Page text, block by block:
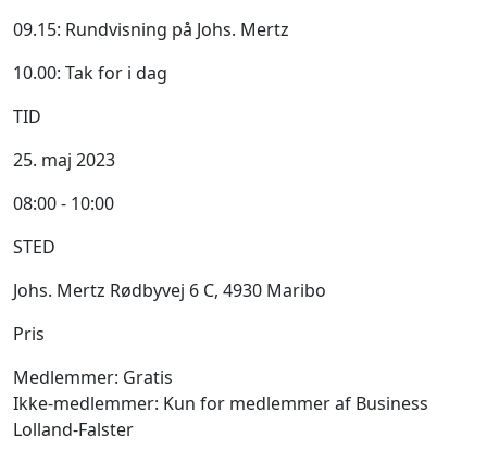
09.15: Rundvisning på Johs. Mertz
10.00: Tak for i dag
TID
25. maj 2023
08:00 - 10:00
STED
Johs. Mertz Rødbyvej 6 C, 4930 Maribo
Pris
Medlemmer: Gratis
Ikke-medlemmer: Kun for medlemmer af Business
Lolland-Falster